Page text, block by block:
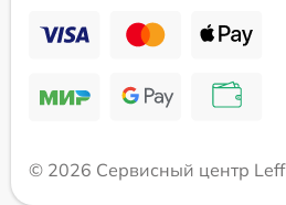
© 2026 Сервисный центр Leff